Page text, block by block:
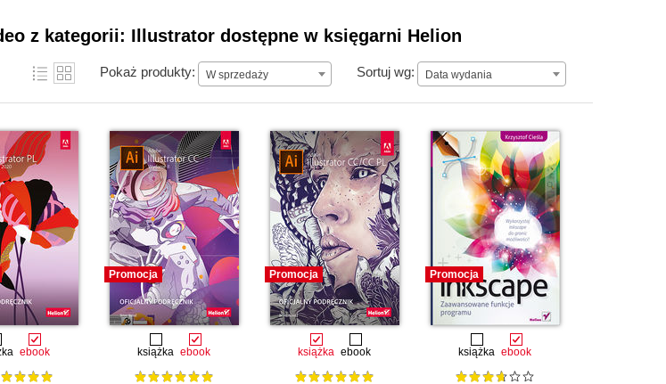
z kategorii: Illustrator dostępne w księgarni Helion
Pokaż produkty: W sprzedaży Sortuj wg: Data wydania
Data wydania
ebook
Promocja
książka ebook
Promocja
książka ebook
Promocja
książka ebook